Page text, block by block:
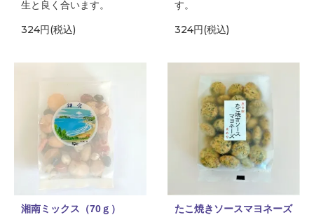
生と良く合います。
324円(税込)
す。
324円(税込)
湘南ミックス（70ｇ）
たこ焼きソースマヨネーズ